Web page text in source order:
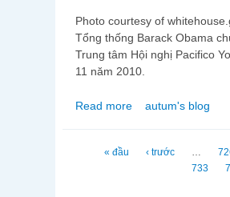
Photo courtesy of
Tổng thống Barack Obama
Trung tâm Hội nghị Pacifico
11 năm 2010.
Read more about Hoa Kỳ mở
autum's blog
Trang« đầu ‹ trước …
733